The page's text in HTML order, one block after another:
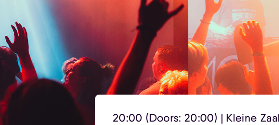
20:00 (Doors: 20:00) | Kleine Zaal